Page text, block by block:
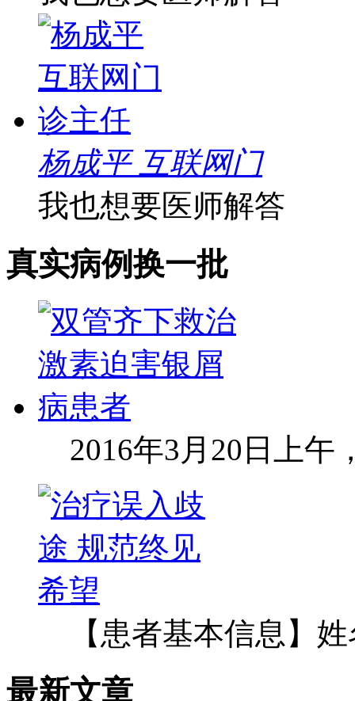
杨成平 互联网门
我也想要医师解答
真实病例换一批
2016年3月20日上午
【患者基本信息】
最新文章